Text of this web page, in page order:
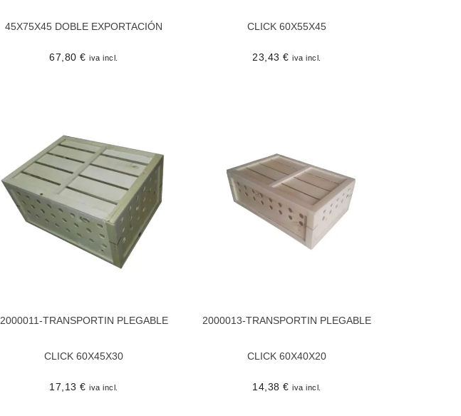
45X75X45 DOBLE EXPORTACIÓN
67,80€ iva incl.
CLICK 60X55X45
23,43€ iva incl.
2000011-TRANSPORTIN PLEGABLE
CLICK 60X45X30
17,13€ iva incl.
2000013-TRANSPORTIN PLEGABLE
CLICK 60X40X20
14,38€ iva incl.